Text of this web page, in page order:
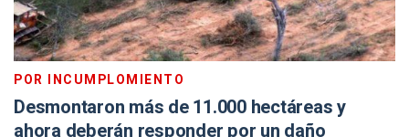
POR INCUMPLOMIENTO
Desmontaron más de 11.000 hectáreas y
ahora deberán responder por un daño